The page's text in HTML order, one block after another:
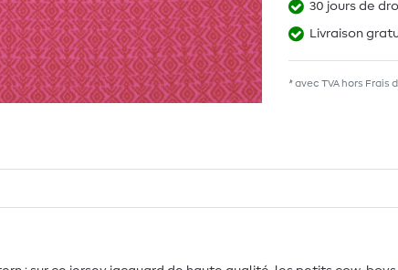
30 jours de
Livraison
* avec TVA hors Frais